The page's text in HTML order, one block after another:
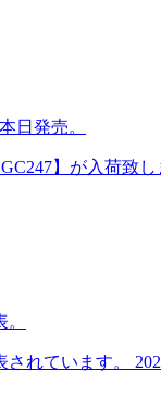
日発売。
】が入荷致
れています。